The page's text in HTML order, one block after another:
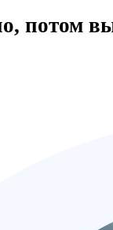
потом